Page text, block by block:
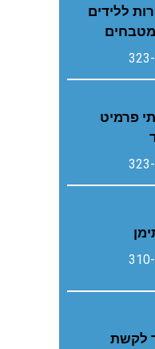
ללידים
פרמיט
לקשת